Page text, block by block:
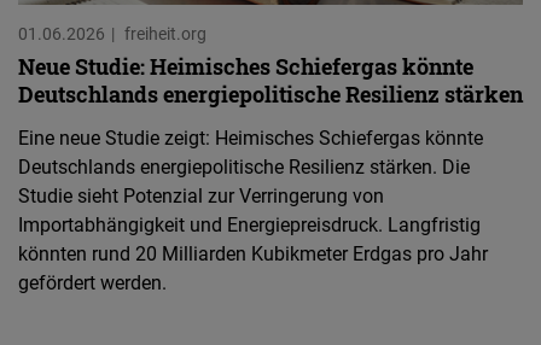
01.06.2026 freiheit.org
Neue Studie: Heimisches Schiefergas könnte
Deutschlands energiepolitische Resilienz stärken
Eine neue Studie zeigt: Heimisches Schiefergas könnte
Deutschlands energiepolitische Resilienz stärken. Die
Studie sieht Potenzial zur Verringerung von
Importabhängigkeit und Energiepreisdruck. Langfristig
könnten rund 20 Milliarden Kubikmeter Erdgas pro Jahr
gefördert werden.